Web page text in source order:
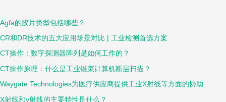
Agfa的胶片类型包括哪些？
CR和DR技术的五大应用场景对比 | 工业检测首选方案
CT操作：数字探测器阵列是如何工作的？
CT操作原理：什么是工业锥束计算机断层扫描？
Waygate Technologies为医疗供应商提供工业X射线等方面的协助.
X射线和γ射线的主要特性是什么？